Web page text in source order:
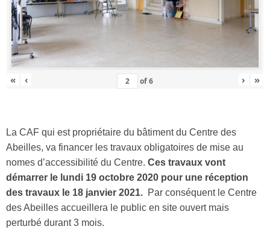
« ‹ of6 › »
La CAF qui est propriétaire du bâtiment du Centre des
Abeilles, va financer les travaux obligatoires de mise au
nomes d’accessibilité du Centre. Ces travaux vont
démarrer le lundi 19 octobre 2020 pour une réception
des travaux le 18 janvier 2021. Par conséquent le Centre
des Abeilles accueillera le public en site ouvert mais
perturbé durant 3 mois.